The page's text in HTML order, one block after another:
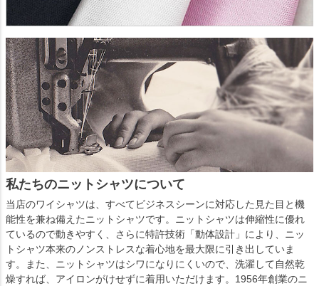
私たちのニットシャツについて
当店のワイシャツは、すべてビジネスシーンに対応した見た目と機
能性を兼ね備えたニットシャツです。ニットシャツは伸縮性に優れ
ているので動きやすく、さらに特許技術「動体設計」により、ニッ
トシャツ本来のノンストレスな着心地を最大限に引き出していま
す。また、ニットシャツはシワになりにくいので、洗濯して自然乾
燥すれば、アイロンがけせずに着用いただけます。1956年創業のニ